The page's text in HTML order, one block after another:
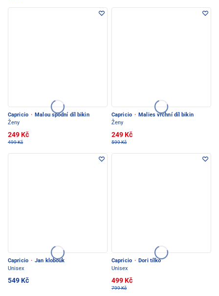
Capricio · Malou spodní díl bikin
Ženy
249 Kč
499 Kč
Capricio · Malies vrchní díl bikin
Ženy
249 Kč
599 Kč
Capricio · Jan klobouk
Unisex
549 Kč
Capricio · Dori tílko
Unisex
499 Kč
799 Kč